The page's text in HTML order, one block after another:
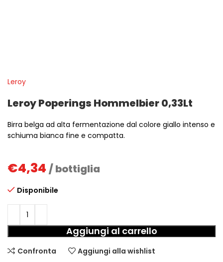
Leroy
Leroy Poperings Hommelbier 0,33Lt
Birra belga ad alta fermentazione dal colore giallo intenso e
schiuma bianca fine e compatta.
€4,34 / bottiglia
Disponibile
Aggiungi al carrello
Confronta Aggiungi alla wishlist